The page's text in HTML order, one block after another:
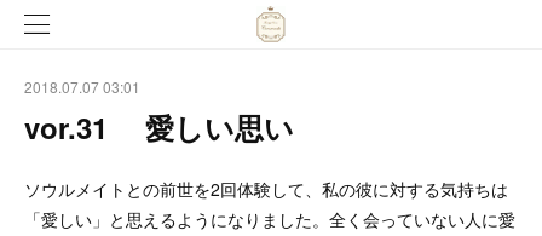
2018.07.07 03:01
vor.31 愛しい思い
ソウルメイトとの前世を2回体験して、私の彼に対する気持ちは
「愛しい」と思えるようになりました。全く会っていない人に愛